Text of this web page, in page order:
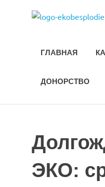
бесплодия
ГЛАВНАЯ
ДОНОРСТВО
ЭКО: